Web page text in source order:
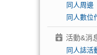
同人周邊
同人數位
活動&消
同人誌活